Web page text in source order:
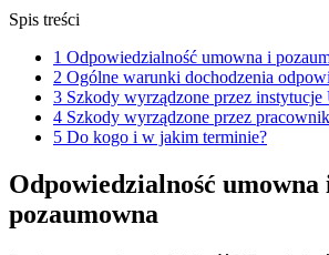
Spis treści
1 Odpowiedzialność umowna i
2 Ogólne warunki dochodzenia
3 Szkody wyrządzone przez instytucje
4 Szkody wyrządzone przez
5 Do kogo i w jakim terminie?
Odpowiedzialność umowna
pozaumowna